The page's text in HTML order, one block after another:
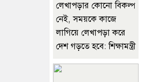
লেখাপড়ার কোনো বিকল্প
নেই, সময়কে কাজে
লাগিয়ে লেখাপড়া করে
দেশ গড়তে হবে: শিক্ষামন্ত্রী